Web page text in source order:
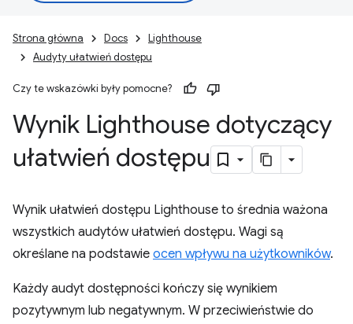
Strona główna Docs
Lighthouse
Audyty ułatwień dostępu
Czy te wskazówki były pomocne?
Wynik Lighthouse dotyczący
ułatwień dostępu
Wynik ułatwień dostępu Lighthouse to średnia ważona
wszystkich audytów ułatwień dostępu. Wagi są
określane na podstawie ocen wpływu na użytkowników.
Każdy audyt dostępności kończy się wynikiem
pozytywnym lub negatywnym. W przeciwieństwie do